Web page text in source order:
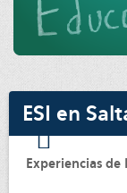
ESI en
Experiencias